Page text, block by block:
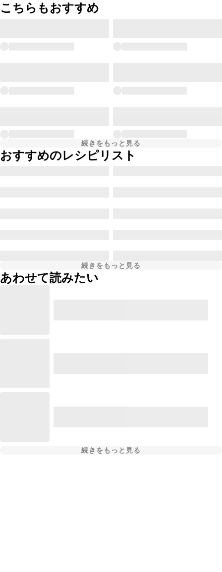
こちらもおすすめ
続きをもっと見る
おすすめのレシピリスト
続きをもっと見る
あわせて読みたい
続きをもっと見る